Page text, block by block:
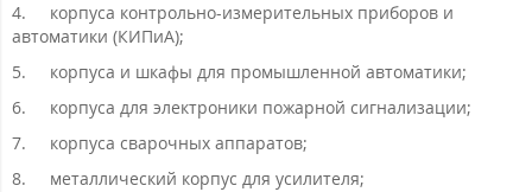
4.
корпуса контрольно-измерительных приборов и
автоматики (КИПиА);
5.
корпуса и шкафы для промышленной автоматики;
6.
корпуса для электроники пожарной сигнализации;
7.
корпуса сварочных аппаратов;
8.
металлический корпус для усилителя;